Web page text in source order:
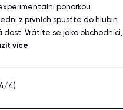
ponorkou
z prvních spusťte do hlubin
dost. Vrátíte se jako obchodníci,
více
4)